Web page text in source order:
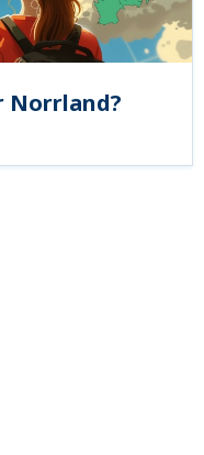
Norrland?